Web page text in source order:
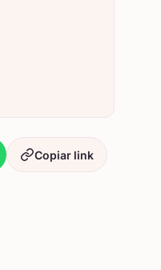
Copiar link